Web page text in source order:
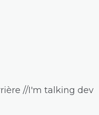
//I'm talking dev